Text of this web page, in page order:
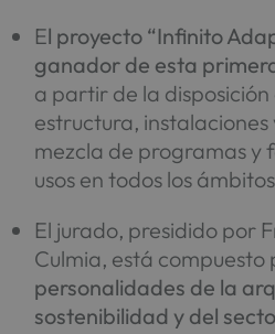
El proyecto “Infinito
ganador de esta
a partir de la
estructura, instalaciones
mezcla de programas y
usos en todos los
El jurado, presidido por
Culmia, está compuesto
personalidades de la
sostenibilidad y del